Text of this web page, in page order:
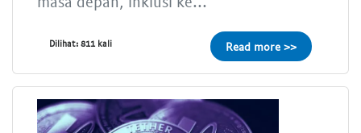
Dilihat: 811 kali Read more >>